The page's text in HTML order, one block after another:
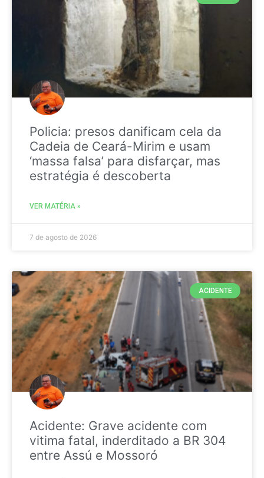
Policia: presos danificam cela da
Cadeia de Ceará-Mirim e usam
‘massa falsa’ para disfarçar, mas
estratégia é descoberta
VER MATÉRIA »
7 de agosto de 2026
ACIDENTE
Acidente: Grave acidente com
vitima fatal, inderditado a BR 304
entre Assú e Mossoró